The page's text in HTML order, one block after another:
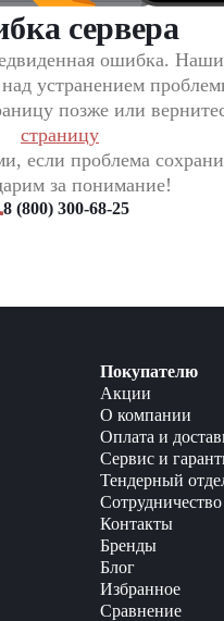
сервера
ошибка.
устранением
позже или
страницу
если проблема
за понимание!
8 (800) 300-68-25
Покупателю
Акции
О компании
Оплата и
Сервис и
Тендерный
Сотрудничество
Контакты
Бренды
Блог
Избранное
Сравнение